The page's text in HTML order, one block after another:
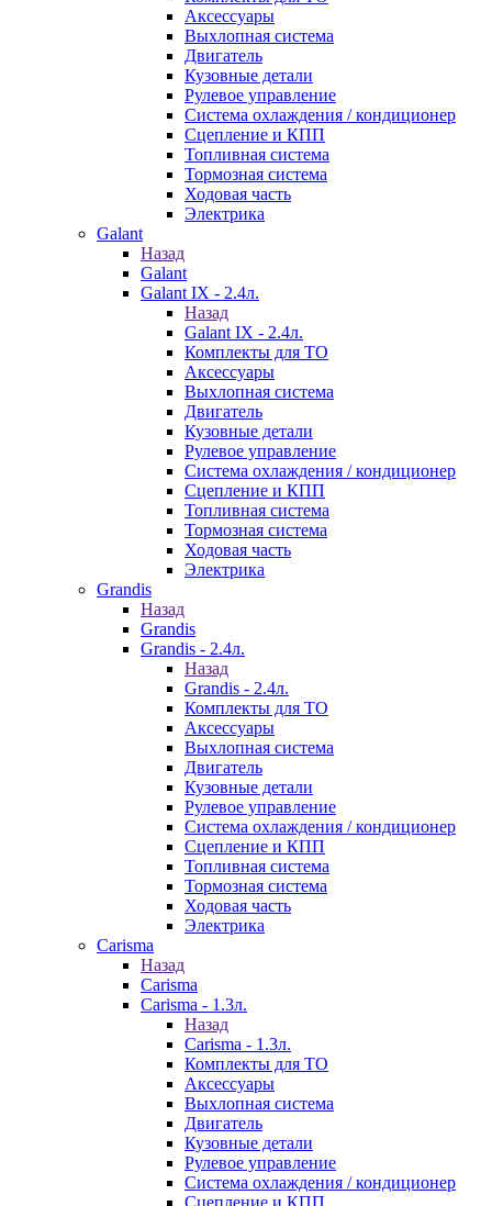
Аксессуары
Выхлопная система
Двигатель
Кузовные детали
Рулевое управление
Система охлаждения / кондиционер
Сцепление и КПП
Топливная система
Тормозная система
Ходовая часть
Электрика
Galant
Назад
Galant
Galant IX - 2.4л.
Назад
Galant IX - 2.4л.
Комплекты для ТО
Аксессуары
Выхлопная система
Двигатель
Кузовные детали
Рулевое управление
Система охлаждения / кондиционер
Сцепление и КПП
Топливная система
Тормозная система
Ходовая часть
Электрика
Grandis
Назад
Grandis
Grandis - 2.4л.
Назад
Grandis - 2.4л.
Комплекты для ТО
Аксессуары
Выхлопная система
Двигатель
Кузовные детали
Рулевое управление
Система охлаждения / кондиционер
Сцепление и КПП
Топливная система
Тормозная система
Ходовая часть
Электрика
Carisma
Назад
Carisma
Carisma - 1.3л.
Назад
Carisma - 1.3л.
Комплекты для ТО
Аксессуары
Выхлопная система
Двигатель
Кузовные детали
Рулевое управление
Система охлаждения / кондиционер
Сцепление и КПП